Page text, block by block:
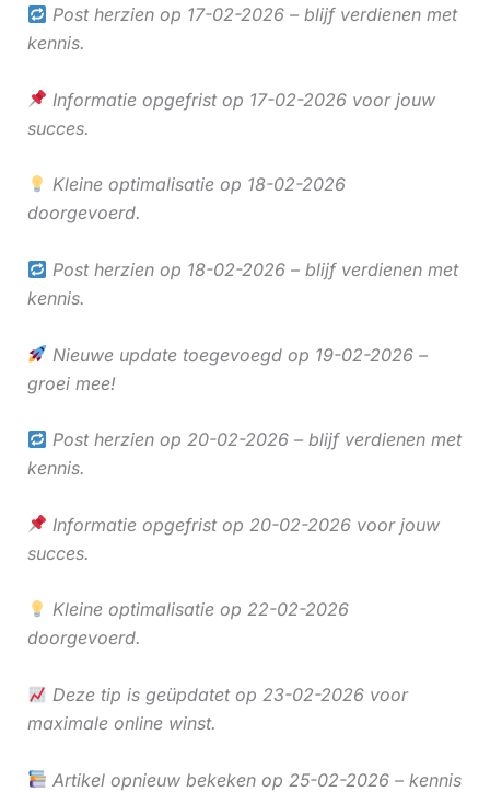
Post herzien op 17-02-2026 – blijf verdienen met
kennis.
Informatie opgefrist op 17-02-2026 voor jouw
succes.
Kleine optimalisatie op 18-02-2026
doorgevoerd.
Post herzien op 18-02-2026 – blijf verdienen met
kennis.
Nieuwe update toegevoegd op 19-02-2026 –
groei mee!
Post herzien op 20-02-2026 – blijf verdienen met
kennis.
Informatie opgefrist op 20-02-2026 voor jouw
succes.
Kleine optimalisatie op 22-02-2026
doorgevoerd.
Deze tip is geüpdatet op 23-02-2026 voor
maximale online winst.
Artikel opnieuw bekeken op 25-02-2026 – kennis